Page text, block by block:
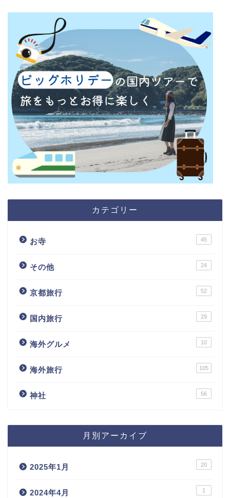
カテゴリー
お寺 45
その他 24
京都旅行 52
国内旅行 29
海外グルメ 10
海外旅行 105
神社 56
月別アーカイブ
2025年1月 20
2024年4月 1